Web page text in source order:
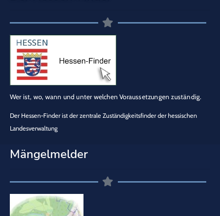
Wer ist, wo, wann und unter welchen Voraussetzungen zuständig.
Der Hessen-Finder ist der zentrale Zuständigkeitsfinder der hessischen
Landesverwaltung
Mängelmelder